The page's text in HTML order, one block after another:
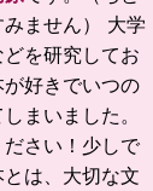
ません） 大学
を研究してお
好きでいつの
まいました。
さい！ 少しで
とは、大切な文